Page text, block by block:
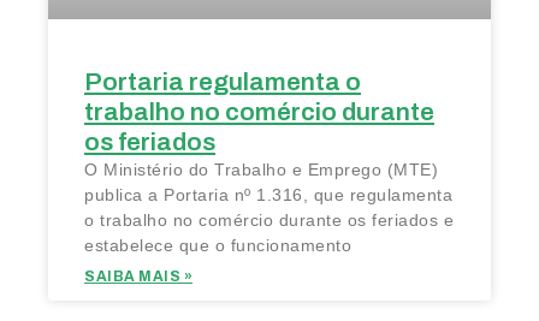
Portaria regulamenta o
trabalho no comércio durante
os feriados
O Ministério do Trabalho e Emprego (MTE)
publica a Portaria nº 1.316, que regulamenta
o trabalho no comércio durante os feriados e
estabelece que o funcionamento
SAIBA MAIS »